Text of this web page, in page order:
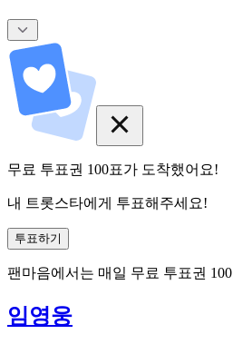
무료 투표권 100표가 도착했어요!
내 트롯스타에게 투표해주세요!
투표하기
팬마음에서는 매일 무료 투표권 100
임영웅